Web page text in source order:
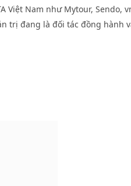
Việt Nam như Mytour, Sendo,
trị đang là đối tác đồng hành